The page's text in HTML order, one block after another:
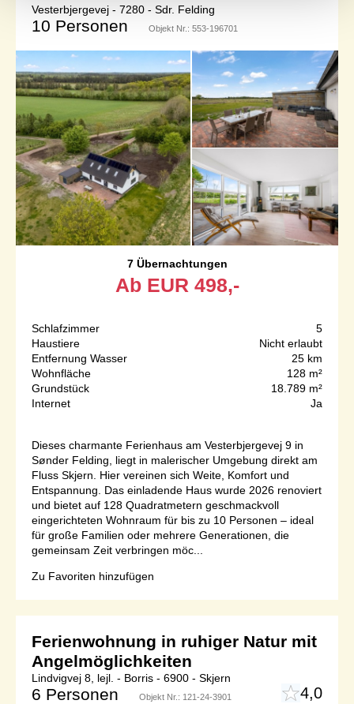
Vesterbjergevej - 7280 - Sdr. Felding
10 Personen Objekt Nr.: 553-196701
7 Übernachtungen
Ab EUR 498,-
Schlafzimmer
5
Haustiere
Nicht erlaubt
Entfernung Wasser
25 km
Wohnfläche
128 m²
Grundstück
18.789 m²
Internet
Ja
Dieses charmante Ferienhaus am Vesterbjergevej 9 in
Sønder Felding, liegt in malerischer Umgebung direkt am
Fluss Skjern. Hier vereinen sich Weite, Komfort und
Entspannung. Das einladende Haus wurde 2026 renoviert
und bietet auf 128 Quadratmetern geschmackvoll
eingerichteten Wohnraum für bis zu 10 Personen – ideal
für große Familien oder mehrere Generationen, die
gemeinsam Zeit verbringen möc...
Zu Favoriten hinzufügen
Ferienwohnung in ruhiger Natur mit
Angelmöglichkeiten
Lindvigvej 8, lejl. - Borris - 6900 - Skjern
6 Personen Objekt Nr.: 121-24-3901 4,0